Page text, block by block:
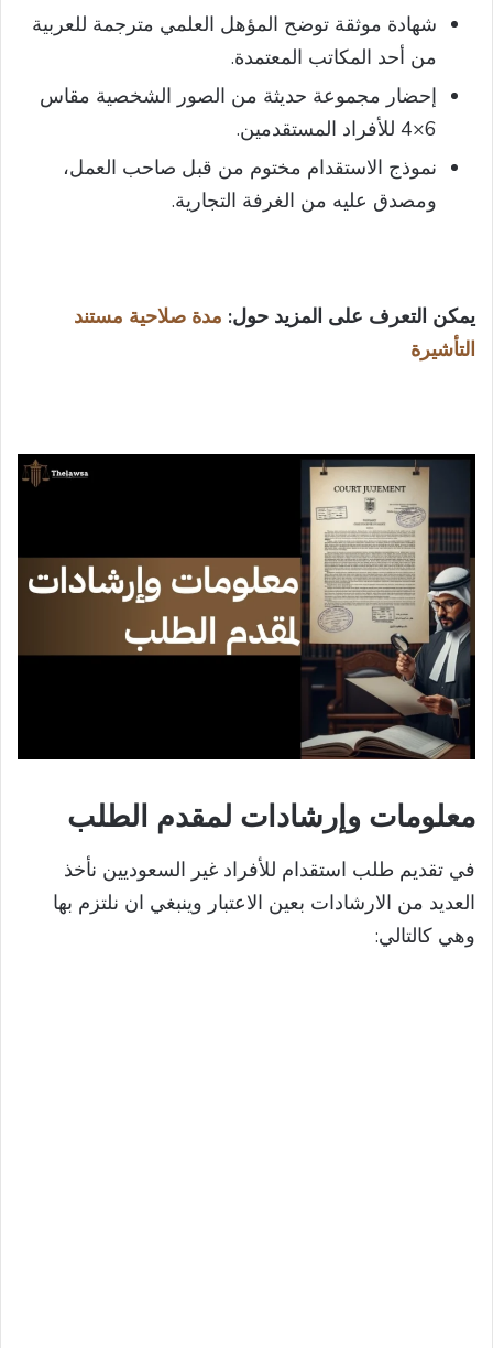
شهادة موثقة توضح المؤهل العلمي مترجمة للعربية
من أحد المكاتب المعتمدة.
إحضار مجموعة حديثة من الصور الشخصية مقاس
6×4 للأفراد المستقدمين.
نموذج الاستقدام مختوم من قبل صاحب العمل،
ومصدق عليه من الغرفة التجارية.
يمكن التعرف على المزيد حول: مدة صلاحية مستند
التأشيرة
معلومات وإرشادات لمقدم الطلب
في تقديم طلب استقدام للأفراد غير السعوديين نأخذ
العديد من الارشادات بعين الاعتبار وينبغي ان نلتزم بها
وهي كالتالي: